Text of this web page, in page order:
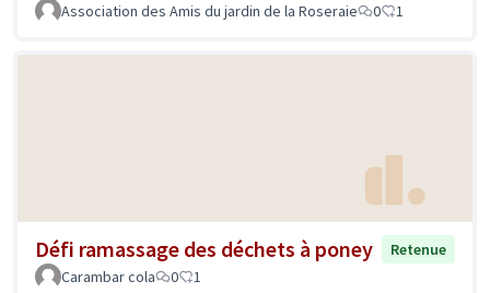
Association des Amis du jardin de la Roseraie 0 1
Défi ramassage des déchets à poney
Retenue
Carambar cola
0 1